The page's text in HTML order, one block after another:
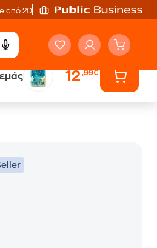
από 20'
εμάς 12,99€